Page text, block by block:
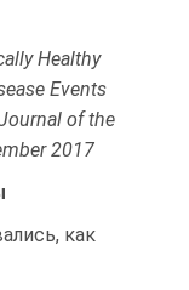
Healthy
Events
of the
2017
как